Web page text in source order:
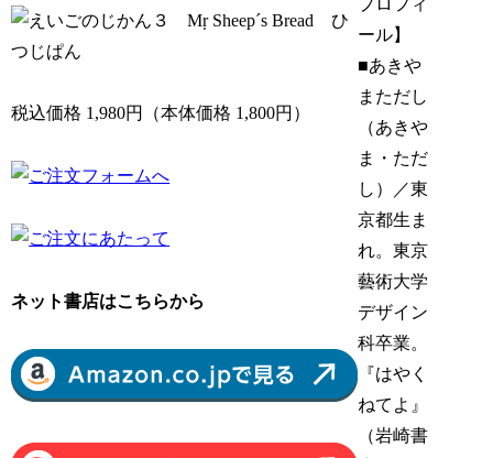
税込価格 1,980円（本体価格 1,800円）
ネット書店はこちらから
プロフィ
ール】
■あきや
まただし
（あきや
ま・ただ
し）／東
京都生ま
れ。東京
藝術大学
デザイン
科卒業。
『はやく
ねてよ』
（岩崎書